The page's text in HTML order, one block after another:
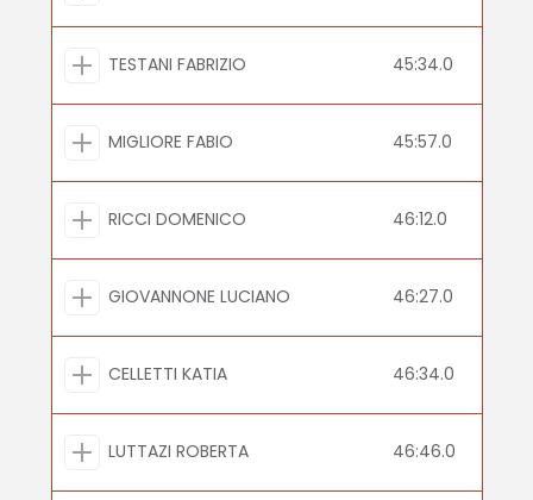
TESTANI FABRIZIO 45:34.0
MIGLIORE FABIO 45:57.0
RICCI DOMENICO 46:12.0
GIOVANNONE LUCIANO 46:27.0
CELLETTI KATIA 46:34.0
LUTTAZI ROBERTA 46:46.0